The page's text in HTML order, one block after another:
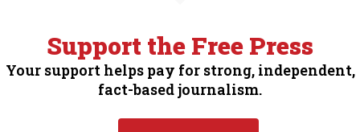
Support the Free Press
Your support helps pay for strong, independent,
fact-based journalism.